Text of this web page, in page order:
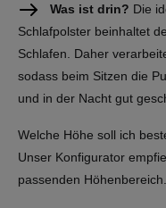
Was ist drin? Die
Schlafpolster beinhaltet
Schlafen. Daher
sodass beim Sitzen die
und in der Nacht gut
Welche Höhe soll ich
Unser Konfigurator
passenden Höhenbereich.